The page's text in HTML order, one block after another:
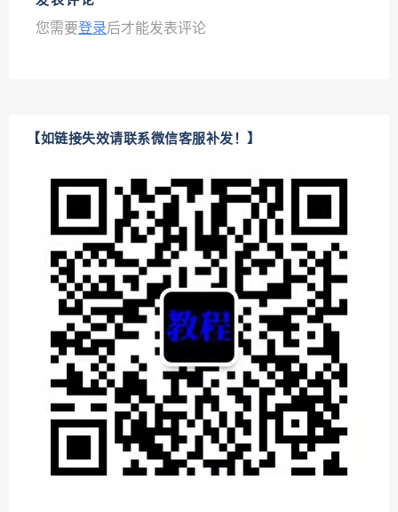
您需要登录后才能发表评论
【如链接失效请联系微信客服补发！】